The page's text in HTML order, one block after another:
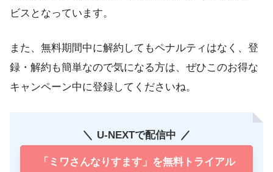
ビスとなっています。
また、無料期間中に解約してもペナルティはなく、登
録・解約も簡単なので気になる方は、ぜひこのお得な
キャンペーン中に登録してくださいね。
U-NEXTで配信中
「ミワさんなりすます」を無料トライアル